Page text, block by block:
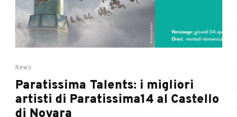
News
Paratissima Talents: i migliori
artisti di Paratissima14 al Castello
di Novara